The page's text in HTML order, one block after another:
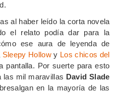
al haber leído la corta novela
el relato podía dar para la
ese aura de leyenda de
Sleepy Hollowy Los chicos del
pantalla. Por suerte para esto
las mil maravillas David Slade
en la mayoría de las